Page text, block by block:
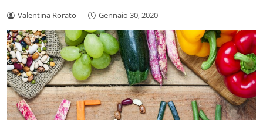
Valentina Rorato - Gennaio 30, 2020